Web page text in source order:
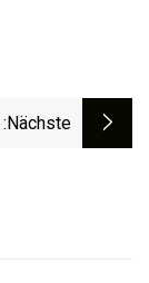
:nächste